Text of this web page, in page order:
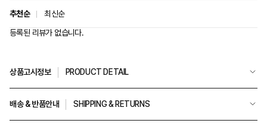
추천순
최신순
등록된 리뷰가 없습니다.
상품고시정보 PRODUCT DETAIL
배송 & 반품안내 SHIPPING & RETURNS